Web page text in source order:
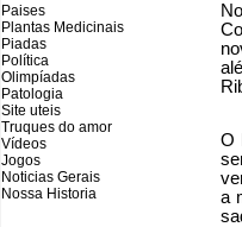
Paises
Plantas Medicinais
Piadas
Política
Olimpíadas
Patologia
Site uteis
Truques do amor
Vídeos
Jogos
Noticias Gerais
Nossa Historia
O
a